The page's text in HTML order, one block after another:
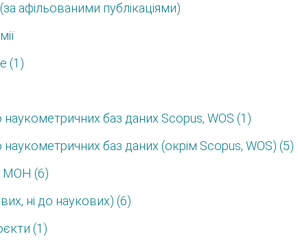
афільованими публікаціями)
(1)
баз даних Scopus, WOS (1)
баз даних (окрім Scopus, WOS) (5)
МОН (6)
ні до наукових) (6)
(1)